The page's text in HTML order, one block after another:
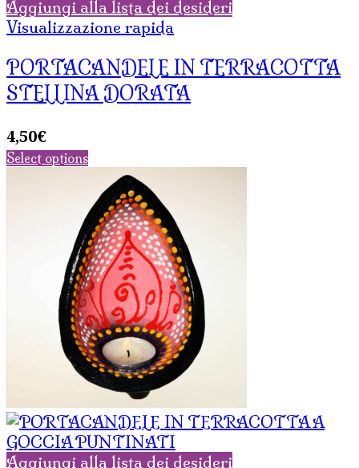
Aggiungi alla lista dei desideri
Visualizzazione rapida
PORTACANDELE IN TERRACOTTA
STELLINA DORATA
4,50€
Select options
Aggiungi alla lista dei desideri